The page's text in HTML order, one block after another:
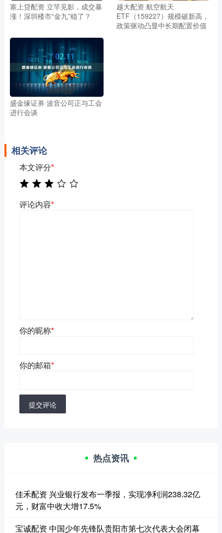
塞上贷配资 立竿见影，成交暴
涨！深圳楼市“金九”稳了？
越大配资 航空航天
ETF（159227）规模破新高，
政策驱动凸显中长期配置价值
盛金缘证券 波音公司正与工会
进行会谈
相关评论
本文评分*
评论内容*
你的昵称*
你的邮箱*
提交评论
热点资讯
佳禾配资 兴业银行发布一季报，实现净利润238.32亿
元，财富中收大增17.5%
宝诚配资 中国少年先锋队贵阳市第七次代表大会闭幕